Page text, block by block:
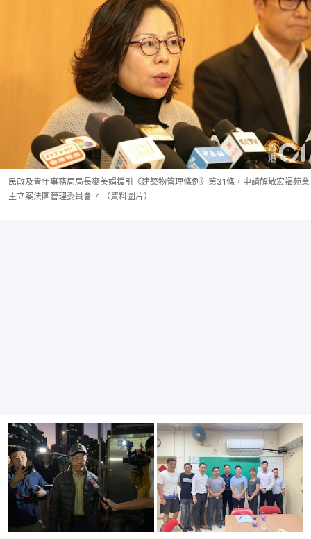
民政及青年事務局局長麥美娟援引《建築物管理條例》第31條，申請解散宏福苑業
主立案法團管理委員會 。（資料圖片）